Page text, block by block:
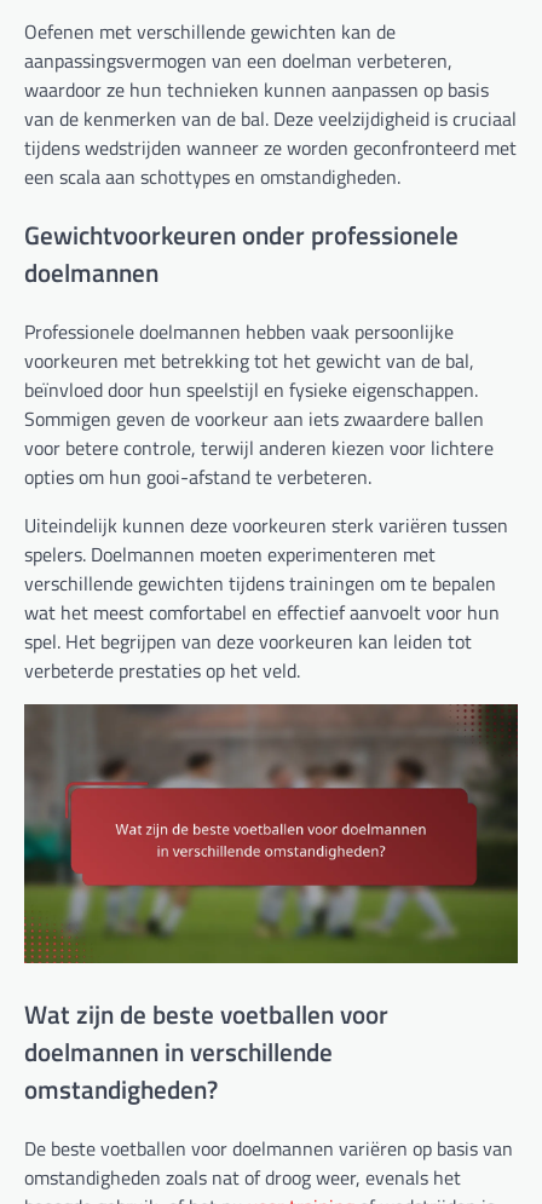
Oefenen met verschillende gewichten kan de
aanpassingsvermogen van een doelman verbeteren,
waardoor ze hun technieken kunnen aanpassen op basis
van de kenmerken van de bal. Deze veelzijdigheid is cruciaal
tijdens wedstrijden wanneer ze worden geconfronteerd met
een scala aan schottypes en omstandigheden.
Gewichtvoorkeuren onder professionele
doelmannen
Professionele doelmannen hebben vaak persoonlijke
voorkeuren met betrekking tot het gewicht van de bal,
beïnvloed door hun speelstijl en fysieke eigenschappen.
Sommigen geven de voorkeur aan iets zwaardere ballen
voor betere controle, terwijl anderen kiezen voor lichtere
opties om hun gooi-afstand te verbeteren.
Uiteindelijk kunnen deze voorkeuren sterk variëren tussen
spelers. Doelmannen moeten experimenteren met
verschillende gewichten tijdens trainingen om te bepalen
wat het meest comfortabel en effectief aanvoelt voor hun
spel. Het begrijpen van deze voorkeuren kan leiden tot
verbeterde prestaties op het veld.
Wat zijn de beste voetballen voor
doelmannen in verschillende
omstandigheden?
De beste voetballen voor doelmannen variëren op basis van
omstandigheden zoals nat of droog weer, evenals het